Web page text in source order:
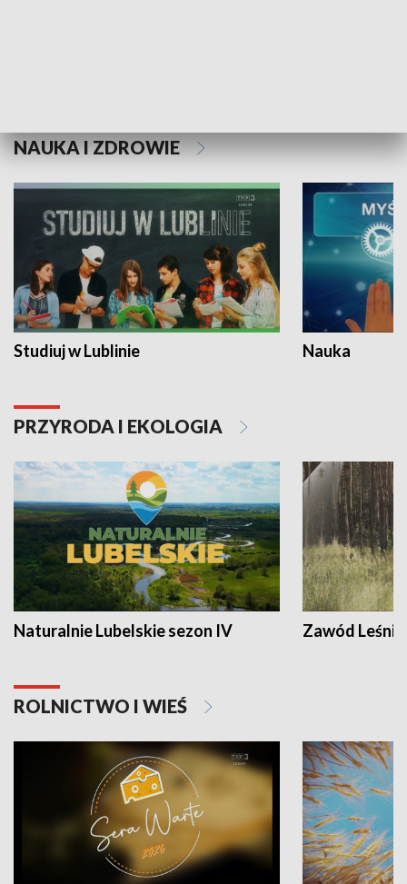
NAUKA I ZDROWIE
Studiuj w Lublinie Nauka
PRZYRODA I EKOLOGIA
Naturalnie Lubelskie sezon IV Zawód Leśnik
ROLNICTWO I WIEŚ